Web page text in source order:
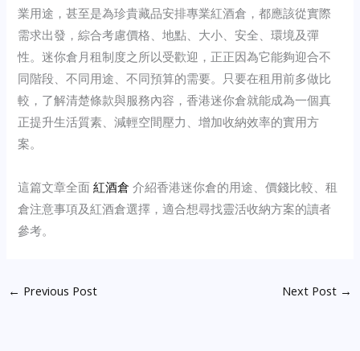
業用途，甚至是為珍貴藏品安排專業紅酒倉，都應該從實際
需求出發，綜合考慮價格、地點、大小、安全、環境及彈
性。迷你倉月租制度之所以受歡迎，正正因為它能夠迎合不
同階段、不同用途、不同預算的需要。只要在租用前多做比
較，了解清楚條款與服務內容，香港迷你倉就能成為一個真
正提升生活質素、減輕空間壓力、增加收納效率的實用方
案。
這篇文章全面紅酒倉 介紹香港迷你倉的用途、價錢比較、租
倉注意事項及紅酒倉選擇，適合想尋找靈活收納方案的讀者
參考。
← Previous Post Next Post →